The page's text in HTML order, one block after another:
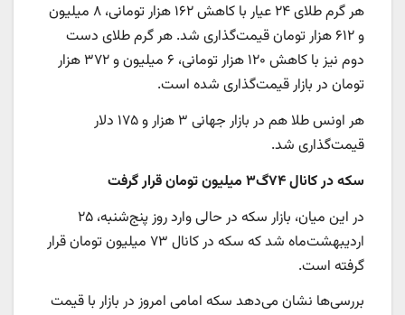
هر گرم طلای ۲۴ عیار با کاهش ۱۶۲ هزار تومانی، ۸ میلیون
و ۶۱۲ هزار تومان قیمت‌گذاری شد. هر گرم طلای دست
دوم نیز با کاهش ۱۲۰ هزار تومانی، ۶ میلیون و ۳۷۲ هزار
تومان در بازار قیمت‌گذاری شده است.
هر اونس طلا هم در بازار جهانی ۳ هزار و ۱۷۵ دلار
قیمت‌گذاری شد.
سکهدر کانال ۷۴گ۳ میلیون تومان قرار گرفت
در این میان، بازار سکه در حالی وارد روز پنج‌شنبه، ۲۵
اردیبهشت‌ماه شد که سکه در کانال ۷۳ میلیون تومان قرار
گرفته است.
بررسی‌ها نشان می‌دهد سکه امامی امروز در بازار با قیمت